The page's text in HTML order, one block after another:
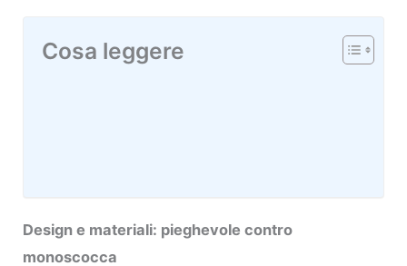
Cosa leggere
Design e materiali: pieghevole contro
monoscocca